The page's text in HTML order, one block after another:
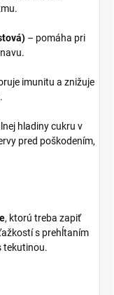
– pomáha pri
imunitu a znižuje
hladiny cukru v
pred poškodením,
, ktorú treba zapiť
s prehĺtaním
tekutinou.